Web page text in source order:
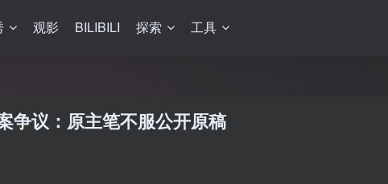
观影 BILIBILI 探索 工具
争议：原主笔不服公开原稿